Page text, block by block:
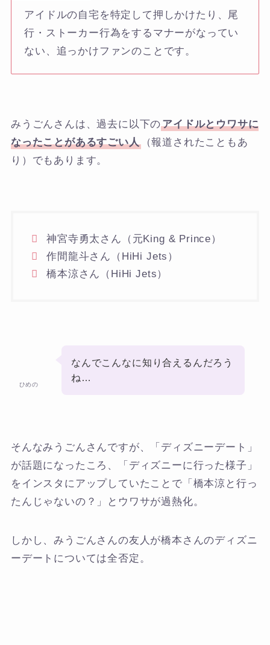
アイドルの自宅を特定して押しかけたり、尾
行・ストーカー行為をするマナーがなってい
ない、追っかけファンのことです。
みうごんさんは、過去に以下のアイドルとウワサに
なったことがあるすごい人（報道されたこともあ
り）でもあります。
神宮寺勇太さん（元King & Prince）
作間龍斗さん（HiHi Jets）
橋本涼さん（HiHi Jets）
ひめの
なんでこんなに知り合えるんだろう
ね…
そんなみうごんさんですが、「ディズニーデート」
が話題になったころ、「ディズニーに行った様子」
をインスタにアップしていたことで「橋本涼と行っ
たんじゃないの？」とウワサが過熱化。
しかし、みうごんさんの友人が橋本さんのディズニ
ーデートについては全否定。